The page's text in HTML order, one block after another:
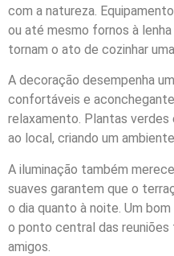
com a natureza.
ou até mesmo fornos à
tornam o ato de cozinhar
A decoração desempenha
confortáveis e
relaxamento. Plantas
ao local, criando um
A iluminação também
suaves garantem que o
o dia quanto à noite. Um
o ponto central das
amigos.